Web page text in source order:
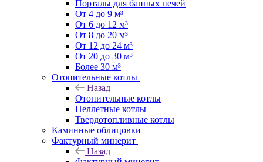
Порталы для банных печей
От 4 до 9 м³
От 6 до 12 м³
От 8 до 20 м³
От 12 до 24 м³
От 20 до 30 м³
Более 30 м³
Отопительные котлы
Назад
Отопительные котлы
Пеллетные котлы
Твердотопливные котлы
Каминные облицовки
Фактурный минерит
Назад